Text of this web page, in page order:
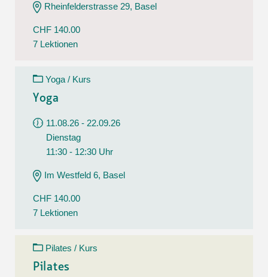
Rheinfelderstrasse 29, Basel
CHF 140.00
7 Lektionen
Yoga / Kurs
Yoga
11.08.26 - 22.09.26
Dienstag
11:30 - 12:30 Uhr
Im Westfeld 6, Basel
CHF 140.00
7 Lektionen
Pilates / Kurs
Pilates